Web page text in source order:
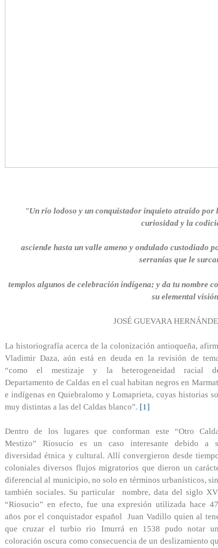
"Un río lodoso y un conquistador inquieto atraído por
curiosidad y la
asciende hasta un valle ameno y ondulado custodiado
serranías que le
templos algunos de celebración indígena; y da tu nombre
su elemental
JOSÉ GUEVARA
La historiografía acerca de la colonización antioqueña,
Vladimir Daza, aún está en deuda en la revisión de
“como el mestizaje y la heterogeneidad racial
Departamento de Caldas en el cual habitan negros en
e indígenas en Quiebralomo y Lomaprieta, cuyas historias
muy distintas a las del Caldas blanco”. [1]
Dentro de los lugares que conforman este “Otro
Mestizo” Riosucio es un caso interesante debido a
diversidad étnica y cultural. Allí convergieron desde
coloniales diversos flujos migratorios que dieron un
diferencial al municipio, no solo en términos urbanísticos,
también sociales. Su particular nombre, data del siglo
“Riosucio” en efecto, fue una expresión utilizada hace
años por el conquistador español Juan Vadillo quien al
que cruzar el turbio rio Imurrá en 1538 pudo notar
coloración oscura como consecuencia de un deslizamiento